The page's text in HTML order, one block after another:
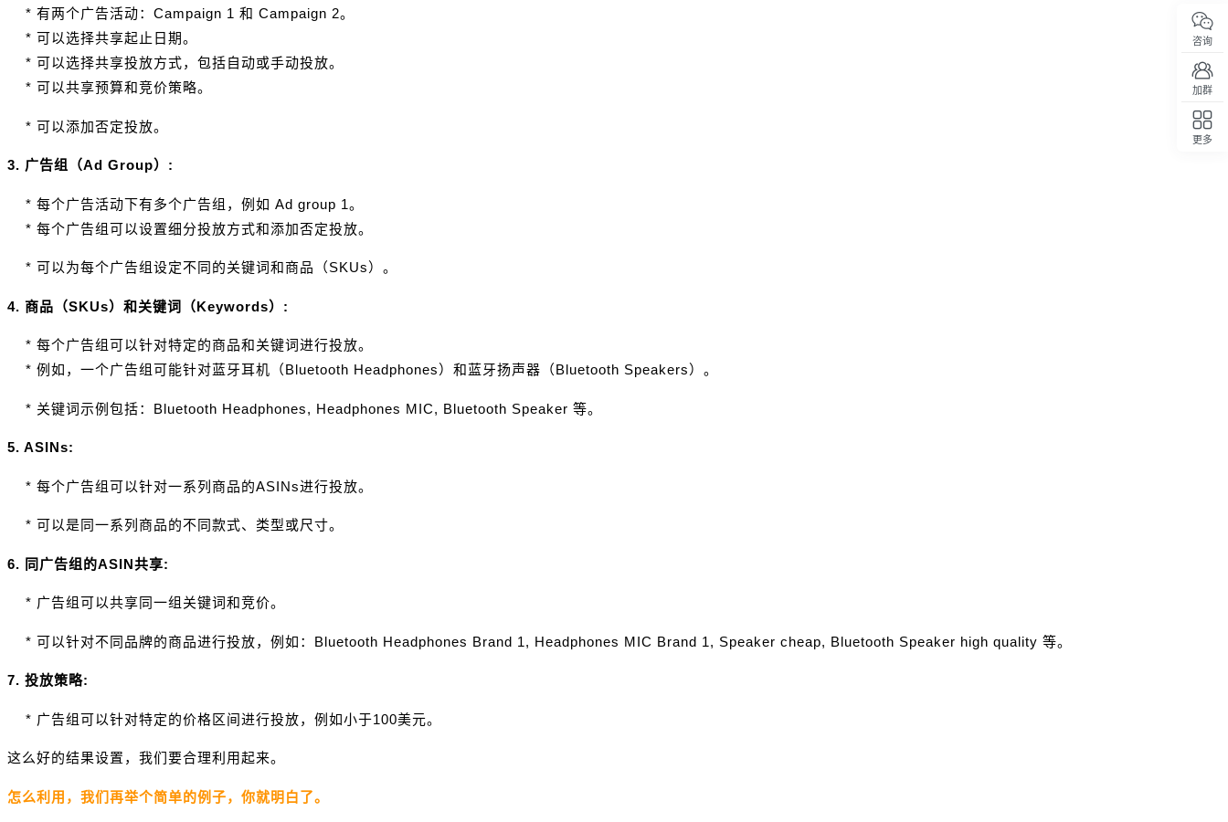
* 有两个广告活动：Campaign 1 和 Campaign 2。
* 可以选择共享起止日期。
* 可以选择共享投放方式，包括自动或手动投放。
* 可以共享预算和竞价策略。
* 可以添加否定投放。
3. 广告组（Ad Group）:
* 每个广告活动下有多个广告组，例如 Ad group 1。
* 每个广告组可以设置细分投放方式和添加否定投放。
* 可以为每个广告组设定不同的关键词和商品（SKUs）。
4. 商品（SKUs）和关键词（Keywords）:
* 每个广告组可以针对特定的商品和关键词进行投放。
* 例如，一个广告组可能针对蓝牙耳机（Bluetooth Headphones）和蓝牙扬声器（Bluetooth Speakers）。
* 关键词示例包括：Bluetooth Headphones, Headphones MIC, Bluetooth Speaker 等。
5. ASINs:
* 每个广告组可以针对一系列商品的ASINs进行投放。
* 可以是同一系列商品的不同款式、类型或尺寸。
6. 同广告组的ASIN共享:
* 广告组可以共享同一组关键词和竞价。
* 可以针对不同品牌的商品进行投放，例如：Bluetooth Headphones Brand 1, Headphones MIC Brand 1, Speaker cheap, Bluetooth Speaker high quality 等。
7. 投放策略:
* 广告组可以针对特定的价格区间进行投放，例如小于100美元。
这么好的结果设置，我们要合理利用起来。
怎么利用，我们再举个简单的例子，你就明白了。
咨询
加群
更多